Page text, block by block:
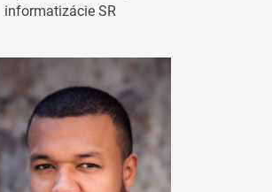
informatizácie SR